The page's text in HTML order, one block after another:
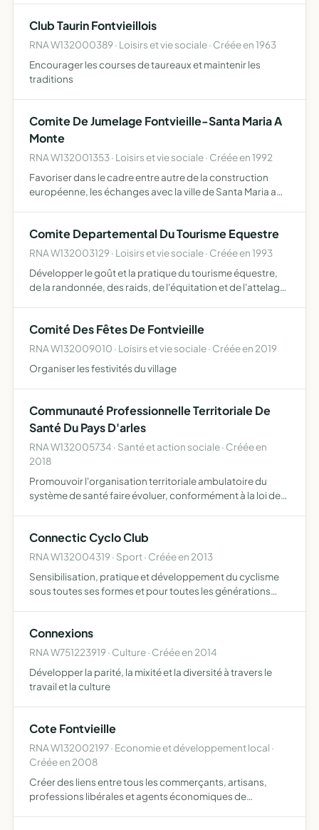
Club Taurin Fontvieillois
RNA W132000389 · Loisirs et vie sociale · Créée en 1963
Encourager les courses de taureaux et maintenir les
traditions
Comite De Jumelage Fontvieille-Santa Maria A
Monte
RNA W132001353 · Loisirs et vie sociale · Créée en 1992
Favoriser dans le cadre entre autre de la construction
européenne, les échanges avec la ville de Santa Maria a
Comite Departemental Du Tourisme Equestre
RNA W132003129 · Loisirs et vie sociale · Créée en 1993
Développer le goût et la pratique du tourisme équestre,
de la randonnée, des raids, de l'équitation et de l'attelage
Comité Des Fêtes De Fontvieille
RNA W132009010 · Loisirs et vie sociale · Créée en 2019
Organiser les festivités du village
Communauté Professionnelle Territoriale De
Santé Du Pays D'arles
RNA W132005734 · Santé et action sociale · Créée en
2018
Promouvoir l'organisation territoriale ambulatoire du
système de santé faire évoluer, conformément à la loi de
Connectic Cyclo Club
RNA W132004319 · Sport · Créée en 2013
Sensibilisation, pratique et développement du cyclisme
sous toutes ses formes et pour toutes les générations
Connexions
RNA W751223919 · Culture · Créée en 2014
Développer la parité, la mixité et la diversité à travers le
travail et la culture
Cote Fontvieille
RNA W132002197 · Economie et développement local ·
Créée en 2008
Créer des liens entre tous les commerçants, artisans,
professions libérales et agents économiques de